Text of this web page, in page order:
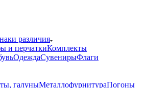
различия
и перчаткиКомплекты
ОдеждаСувенирыФлаги
галуныМеталлофурнитураПогоны